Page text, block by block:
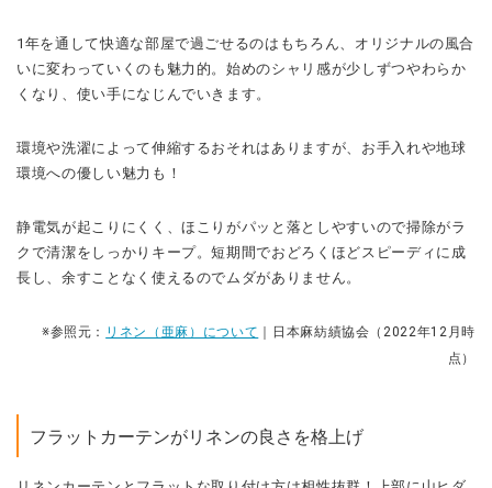
1年を通して快適な部屋で過ごせるのはもちろん、オリジナルの風合
いに変わっていくのも魅力的。始めのシャリ感が少しずつやわらか
くなり、使い手になじんでいきます。
環境や洗濯によって伸縮するおそれはありますが、お手入れや地球
環境への優しい魅力も！
静電気が起こりにくく、ほこりがパッと落としやすいので掃除がラ
クで清潔をしっかりキープ。短期間でおどろくほどスピーディに成
長し、余すことなく使えるのでムダがありません。
※参照元： リネン（亜麻）について ｜日本麻紡績協会（2022年12月時
点）
フラットカーテンがリネンの良さを格上げ